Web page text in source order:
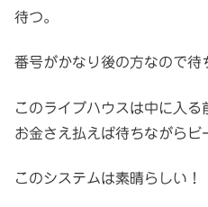
待つ。
番号がかなり後の方なので待
このライブハウスは中に入る
お金さえ払えば待ちながらビ
このシステムは素晴らしい！